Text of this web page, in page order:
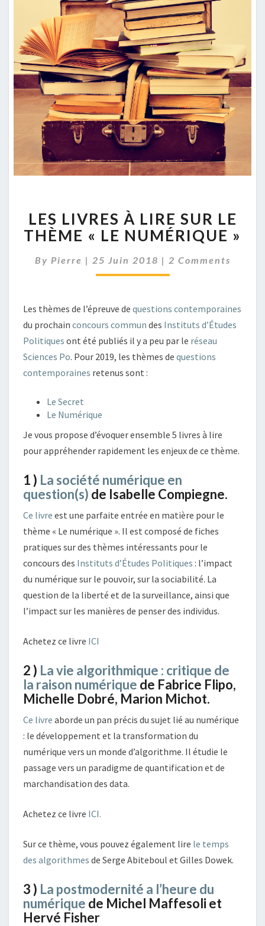
LIVRES
À
LIRE
SUR
NUMÉRIQUE »
LES LIVRES À LIRE SUR LE
THÈME « LE NUMÉRIQUE »
By Pierre | 25 Juin 2018 | Comments
2 Comments
Les thèmes de l’épreuve de questions contemporaines
du prochain concours commun des Instituts d’Études
Politiques ont été publiés il y a peu par le réseau
Sciences Po. Pour 2019, les thèmes de questions
contemporaines retenus sont :
Le Secret
Le Numérique
Je vous propose d’évoquer ensemble 5 livres à lire
pour appréhender rapidement les enjeux de ce thème.
1 ) La société numérique en
question(s) de Isabelle Compiegne.
Ce livre est une parfaite entrée en matière pour le
thème « Le numérique ». Il est composé de fiches
pratiques sur des thèmes intéressants pour le
concours des Instituts d’Études Politiques : l’impact
du numérique sur le pouvoir, sur la sociabilité. La
question de la liberté et de la surveillance, ainsi que
l’impact sur les manières de penser des individus.
Achetez ce livre ICI
2 ) La vie algorithmique : critique de
la raison numérique de Fabrice Flipo,
Michelle Dobré, Marion Michot.
Ce livre aborde un pan précis du sujet lié au numérique
: le développement et la transformation du
numérique vers un monde d’algorithme. Il étudie le
passage vers un paradigme de quantification et de
marchandisation des data.
Achetez ce livre ICI.
Sur ce thème, vous pouvez également lire le temps
des algorithmes de Serge Abiteboul et Gilles Dowek.
3 ) La postmodernité a l’heure du
numérique de Michel Maffesoli et
Hervé Fisher